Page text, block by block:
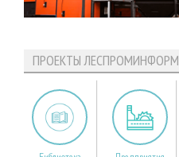
ПРОЕКТЫ ЛЕСПРОМИНФОРМ